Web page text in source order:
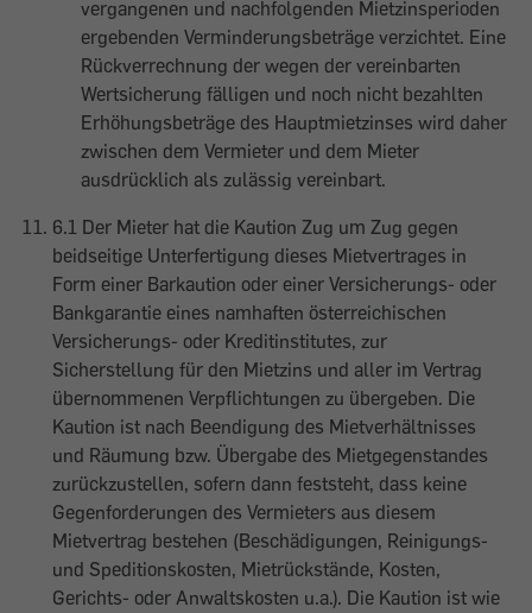
vergangenen und nachfolgenden Mietzinsperioden
ergebenden Verminderungsbeträge verzichtet. Eine
Rückverrechnung der wegen der vereinbarten
Wertsicherung fälligen und noch nicht bezahlten
Erhöhungsbeträge des Hauptmietzinses wird daher
zwischen dem Vermieter und dem Mieter
ausdrücklich als zulässig vereinbart.
6.1 Der Mieter hat die Kaution Zug um Zug gegen
beidseitige Unterfertigung dieses Mietvertrages in
Form einer Barkaution oder einer Versicherungs- oder
Bankgarantie eines namhaften österreichischen
Versicherungs- oder Kreditinstitutes, zur
Sicherstellung für den Mietzins und aller im Vertrag
übernommenen Verpflichtungen zu übergeben. Die
Kaution ist nach Beendigung des Mietverhältnisses
und Räumung bzw. Übergabe des Mietgegenstandes
zurückzustellen, sofern dann feststeht, dass keine
Gegenforderungen des Vermieters aus diesem
Mietvertrag bestehen (Beschädigungen, Reinigungs-
und Speditionskosten, Mietrückstände, Kosten,
Gerichts- oder Anwaltskosten u.a.). Die Kaution ist wie